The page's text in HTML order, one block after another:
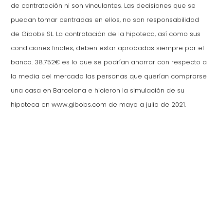
de contratación ni son vinculantes. Las decisiones que se
puedan tomar centradas en ellos, no son responsabilidad
de Gibobs SL. La contratación de la hipoteca, así como sus
condiciones finales, deben estar aprobadas siempre por el
banco. 38.752€ es lo que se podrían ahorrar con respecto a
la media del mercado las personas que querían comprarse
una casa en Barcelona e hicieron la simulación de su
hipoteca en www.gibobs.com de mayo a julio de 2021.